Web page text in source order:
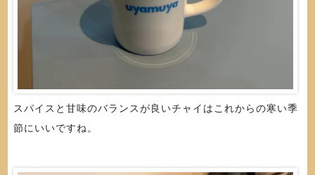
スパイスと甘味のバランスが良いチャイはこれからの寒い季
節にいいですね。